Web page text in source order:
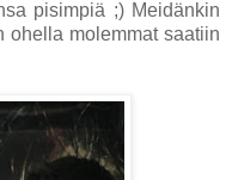
pisimpiä ;) Meidänkin
ohella molemmat saatiin